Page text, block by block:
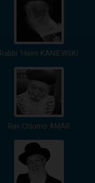
Rabbi 'Haïm KANIEWSKI
Rav Chlomo AMAR